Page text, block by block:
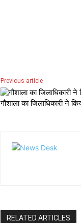
Previous article
गौशाला का जिलाधिकारी ने
RELATED ARTICLES